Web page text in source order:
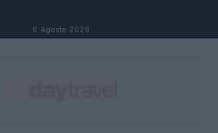
6 Agosto 2026